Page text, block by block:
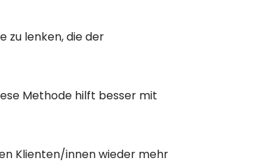
zu lenken, die der
Methode hilft besser mit
Klienten/innen wieder mehr